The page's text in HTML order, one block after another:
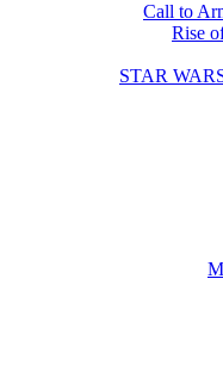
Call to
Rise
STAR